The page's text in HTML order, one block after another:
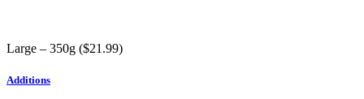
Large – 350g ($21.99)
Additions